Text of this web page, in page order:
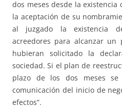
dos meses desde la
la aceptación de su
al juzgado la existencia
acreedores para alcanzar
hubieran solicitado la
sociedad. Si el plan de
plazo de los dos meses
comunicación del inicio de
efectos”.